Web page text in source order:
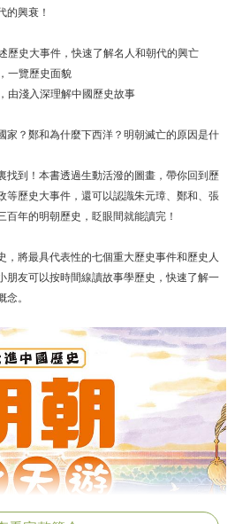
的興衰！
歷史大事件，快速了解名人和朝代的興亡
一覽歷史面貌
由淺入深理解中國歷史故事
家？鄭和為什麼下西洋？明朝滅亡的原因是什
找到！本書透過生動活潑的圖畫，帶你回到歷
等歷史大事件，還可以認識朱元璋、鄭和、張
年的明朝歷史，眨眼間就能讀完！
將最具代表性的七個重大歷史事件和歷史人
朋友可以按時間線讀故事學歷史，快速了解一
。